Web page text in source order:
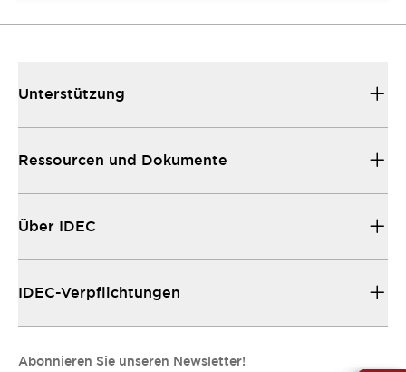
Unterstützung
Ressourcen und Dokumente
Über IDEC
IDEC-Verpflichtungen
Abonnieren Sie unseren Newsletter!